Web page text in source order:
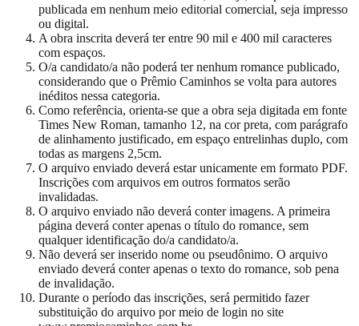
publicada em nenhum meio editorial comercial, seja impresso
ou digital.
A obra inscrita deverá ter entre 90 mil e 400 mil caracteres
com espaços.
O/a candidato/a não poderá ter nenhum romance publicado,
considerando que o Prêmio Caminhos se volta para autores
inéditos nessa categoria.
Como referência, orienta-se que a obra seja digitada em fonte
Times New Roman, tamanho 12, na cor preta, com parágrafo
de alinhamento justificado, em espaço entrelinhas duplo, com
todas as margens 2,5cm.
O arquivo enviado deverá estar unicamente em formato PDF.
Inscrições com arquivos em outros formatos serão
invalidadas.
O arquivo enviado não deverá conter imagens. A primeira
página deverá conter apenas o título do romance, sem
qualquer identificação do/a candidato/a.
Não deverá ser inserido nome ou pseudônimo. O arquivo
enviado deverá conter apenas o texto do romance, sob pena
de invalidação.
Durante o período das inscrições, será permitido fazer
substituição do arquivo por meio de login no site